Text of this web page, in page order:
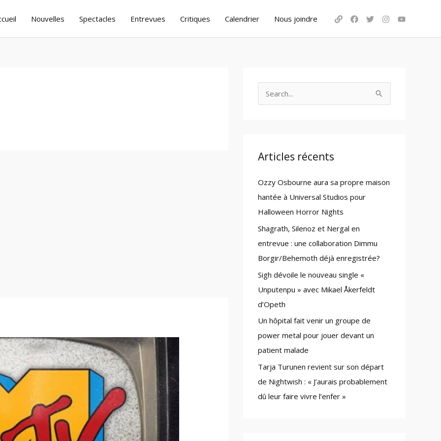
Nouvelles Spectacles Entrevues Critiques Calendrier Nous joindre
c
f
o
r
:
Articles récents
Ozzy Osbourne aura sa propre maison
hantée à Universal Studios pour
Halloween Horror Nights
Shagrath, Silenoz et Nergal en
entrevue : une collaboration Dimmu
Borgir/Behemoth déjà enregistrée?
Sigh dévoile le nouveau single «
Unputenpu » avec Mikael Åkerfeldt
d’Opeth
Un hôpital fait venir un groupe de
power metal pour jouer devant un
patient malade
Tarja Turunen revient sur son départ
de Nightwish : « J’aurais probablement
dû leur faire vivre l’enfer »